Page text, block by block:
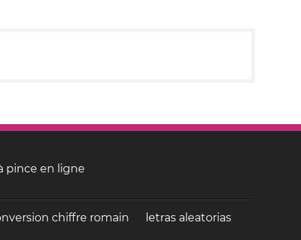
pince en ligne
chiffre romain letras aleatorias